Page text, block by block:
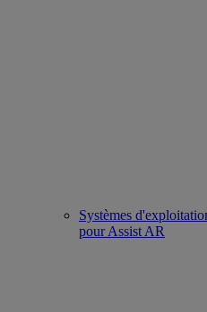
Systèmes
pour Assist AR